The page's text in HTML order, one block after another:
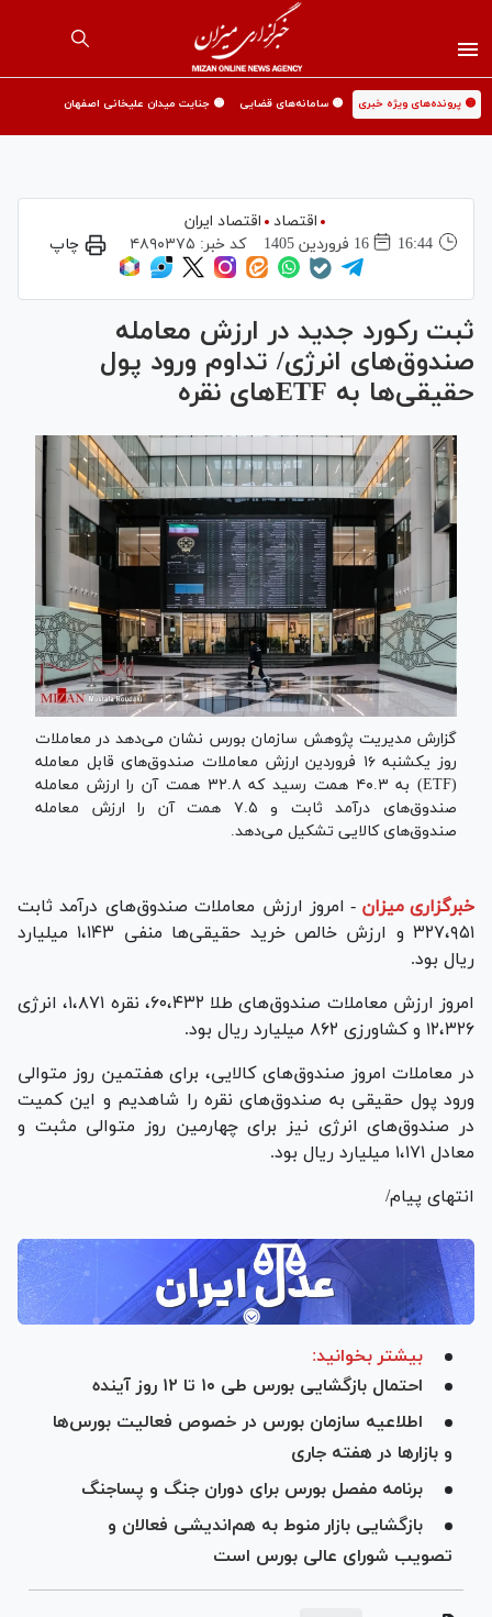
🟡 پرونده‌های ویژه خبری 🟡 سامانه‌های قضایی 🟡 جنایت میدان علیخانی اصفهان
اقتصاد
اقتصاد ایران
16:44
16 فروردين 1405 کد خبر: ۴۸۹۰۳۷۵ چاپ
ثبت رکورد جدید در ارزش معامله
صندوق‌های انرژی/ تداوم ورود پول
حقیقی‌ها به ETF‌های نقره
گزارش مدیریت پژوهش سازمان بورس نشان می‌دهد در معاملات
روز یکشنبه ۱۶ فروردین ارزش معاملات صندوق‌های قابل معامله
(ETF) به ۴۰.۳ همت رسید که ۳۲.۸ همت آن را ارزش معامله
صندوق‌های درآمد ثابت و ۷.۵ همت آن را ارزش معامله
صندوق‌های کالایی تشکیل می‌دهد.
خبرگزاری میزان - امروز ارزش معاملات صندوق‌های درآمد ثابت
۳۲۷،۹۵۱ و ارزش خالص خرید حقیقی‌ها منفی ۱،۱۴۳ میلیارد
ریال بود.
امروز ارزش معاملات صندوق‌های طلا ۶۰،۴۳۲، نقره ۱،۸۷۱، انرژی
۱۲،۳۲۶ و کشاورزی ۸۶۲ میلیارد ریال بود.
در معاملات امروز صندوق‌های کالایی، برای هفتمین روز متوالی
ورود پول حقیقی به صندوق‌های نقره را شاهدیم و این کمیت
در صندوق‌های انرژی نیز برای چهارمین روز متوالی مثبت و
معادل ۱،۱۷۱ میلیارد ریال بود.
انتهای پیام/
بیشتر بخوانید:
احتمال بازگشایی بورس طی ۱۰ تا ۱۲ روز آینده
اطلاعیه سازمان بورس در خصوص فعالیت بورس‌ها
و بازارها در هفته جاری
برنامه مفصل بورس برای دوران جنگ و پساجنگ
بازگشایی بازار منوط به هم‌اندیشی فعالان و
تصویب شورای عالی بورس است